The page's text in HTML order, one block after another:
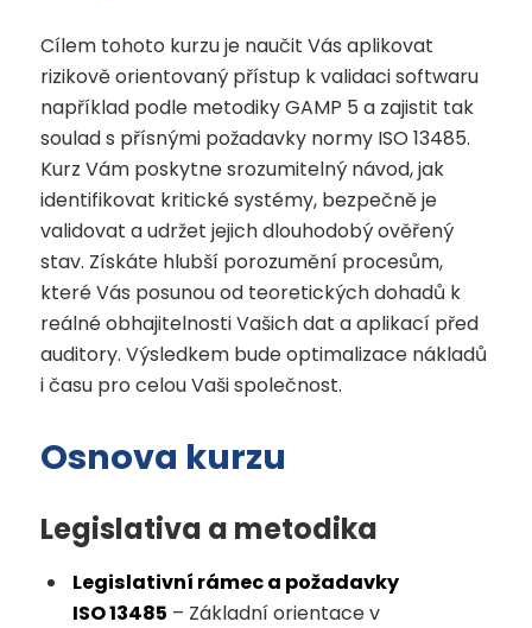
Cílem tohoto kurzu je naučit Vás aplikovat
rizikově orientovaný přístup k validaci softwaru
například podle metodiky GAMP 5 a zajistit tak
soulad s přísnými požadavky normy ISO 13485.
Kurz Vám poskytne srozumitelný návod, jak
identifikovat kritické systémy, bezpečně je
validovat a udržet jejich dlouhodobý ověřený
stav. Získáte hlubší porozumění procesům,
které Vás posunou od teoretických dohadů k
reálné obhajitelnosti Vašich dat a aplikací před
auditory. Výsledkem bude optimalizace nákladů
i času pro celou Vaši společnost.
Osnova kurzu
Legislativa a metodika
Legislativní rámec a požadavky
ISO 13485 – Základní orientace v